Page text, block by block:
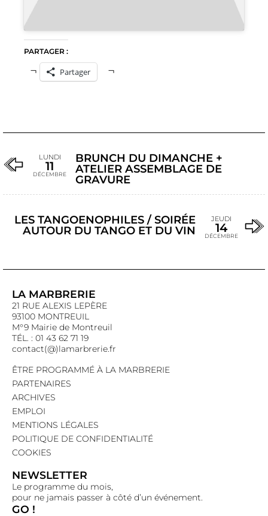
PARTAGER :
Partager
LUNDI
11
DÉCEMBRE
BRUNCH DU DIMANCHE +
ATELIER ASSEMBLAGE DE
GRAVURE
LES TANGOENOPHILES / SOIRÉE
AUTOUR DU TANGO ET DU VIN
JEUDI
14
DÉCEMBRE
LA MARBRERIE
21 RUE ALEXIS LEPÈRE
93100 MONTREUIL
M°9 Mairie de Montreuil
TÉL. : 01 43 62 71 19
contact(@)lamarbrerie.fr
ÊTRE PROGRAMMÉ À LA MARBRERIE
PARTENAIRES
ARCHIVES
EMPLOI
MENTIONS LÉGALES
POLITIQUE DE CONFIDENTIALITÉ
COOKIES
NEWSLETTER
Le programme du mois,
pour ne jamais passer à côté d’un événement.
GO !